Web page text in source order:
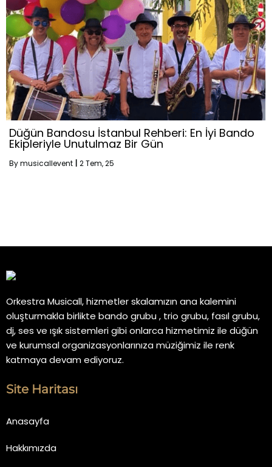
Düğün Bandosu İstanbul Rehberi: En İyi Bando
Ekipleriyle Unutulmaz Bir Gün
Bymusicallevent 2Tem, 25
Orkestra Musicall, hizmetler skalamızın ana kalemini
oluşturmakla birlikte bando grubu , trio grubu, fasıl grubu,
dj, ses ve ışık sistemleri gibi onlarca hizmetimiz ile düğün
ve kurumsal organizasyonlarınıza müziğimiz ile renk
katmaya devam ediyoruz.
Site Haritası
Anasayfa
Hakkımızda